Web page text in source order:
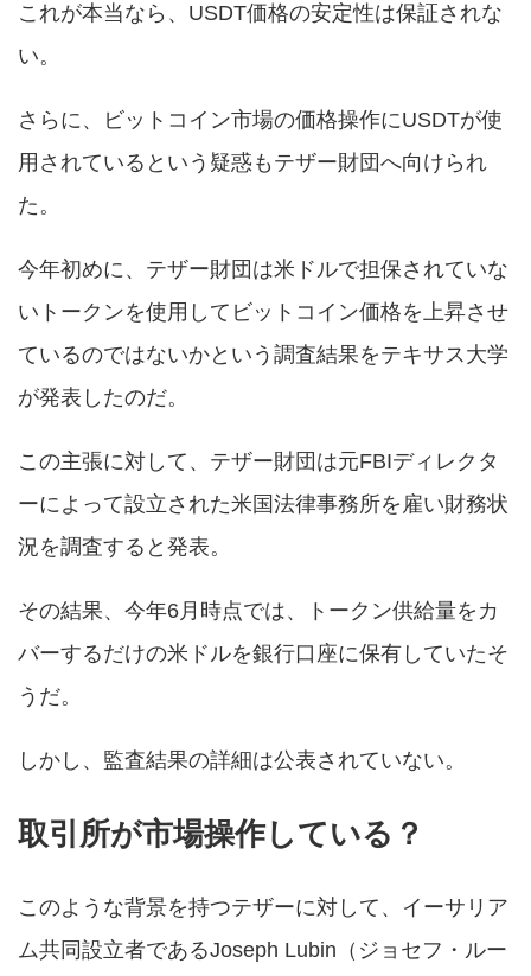
これが本当なら、USDT価格の安定性は保証されな
い。
さらに、ビットコイン市場の価格操作にUSDTが使
用されているという疑惑もテザー財団へ向けられ
た。
今年初めに、テザー財団は米ドルで担保されていな
いトークンを使用してビットコイン価格を上昇させ
ているのではないかという調査結果をテキサス大学
が発表したのだ。
この主張に対して、テザー財団は元FBIディレクタ
ーによって設立された米国法律事務所を雇い財務状
況を調査すると発表。
その結果、今年6月時点では、トークン供給量をカ
バーするだけの米ドルを銀行口座に保有していたそ
うだ。
しかし、監査結果の詳細は公表されていない。
取引所が市場操作している？
このような背景を持つテザーに対して、イーサリア
ム共同設立者であるJoseph Lubin（ジョセフ・ルー